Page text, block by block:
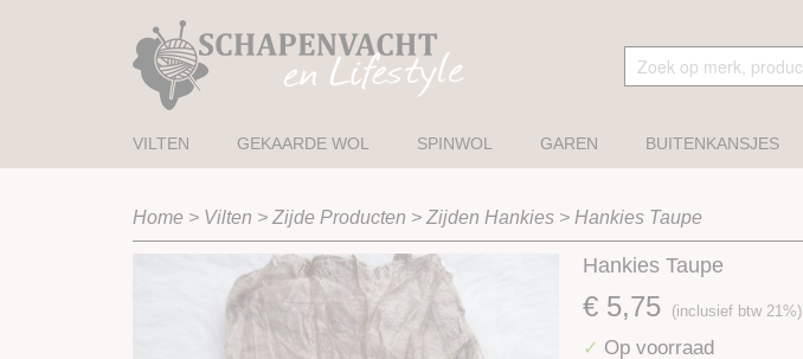
VILTEN GEKAARDE WOL SPINWOL GAREN BUITENKANSJES
Home > Vilten > Zijde Producten > Zijden Hankies > Hankies Taupe
Hankies Taupe
€ 5,75 (inclusief btw 21%)
✓ Op voorraad